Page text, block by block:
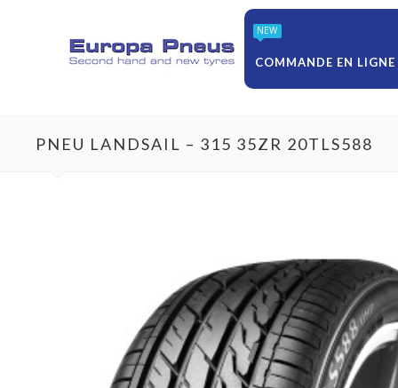
NEW
COMMANDE EN LIGNE
PNEU LANDSAIL – 315 35ZR 20TLS588